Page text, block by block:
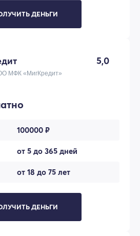
ДЕНЬГИ
5,0
МФК «МигКредит»
100000 ₽
от 5 до 365 дней
от 18 до 75 лет
ДЕНЬГИ